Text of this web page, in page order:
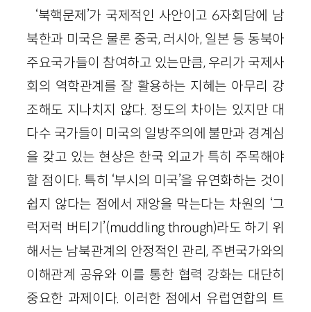
‘북핵문제’가 국제적인 사안이고 6자회담에 남
북한과 미국은 물론 중국, 러시아, 일본 등 동북아
주요국가들이 참여하고 있는만큼, 우리가 국제사
회의 역학관계를 잘 활용하는 지혜는 아무리 강
조해도 지나치지 않다. 정도의 차이는 있지만 대
다수 국가들이 미국의 일방주의에 불만과 경계심
을 갖고 있는 현상은 한국 외교가 특히 주목해야
할 점이다. 특히 ‘부시의 미국’을 유연화하는 것이
쉽지 않다는 점에서 재앙을 막는다는 차원의 ‘그
럭저럭 버티기’(muddling through)라도 하기 위
해서는 남북관계의 안정적인 관리, 주변국가와의
이해관계 공유와 이를 통한 협력 강화는 대단히
중요한 과제이다. 이러한 점에서 유럽연합의 트